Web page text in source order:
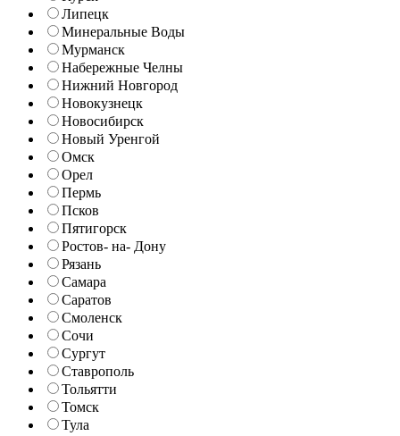
Липецк
Минеральные Воды
Мурманск
Набережные Челны
Нижний Новгород
Новокузнецк
Новосибирск
Новый Уренгой
Омск
Орел
Пермь
Псков
Пятигорск
Ростов- на- Дону
Рязань
Самара
Саратов
Смоленск
Сочи
Сургут
Ставрополь
Тольятти
Томск
Тула